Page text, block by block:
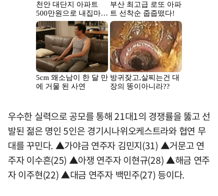
우수한 실력으로 공모를 통해 21대1의 경쟁률을 뚫고 선
발된 젊은 명인 5인은 경기시나위오케스트라와 협연 무
대를 꾸민다. ▲가야금 연주자 김민지(31) ▲거문고 연
주자 이수흔(25) ▲아쟁 연주자 이현규(28) ▲해금 연주
자 이주현(22) ▲대금 연주자 백민주(27) 등이다.